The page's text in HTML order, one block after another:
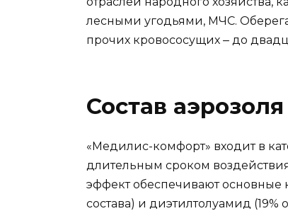
лесными угодьями, МЧС.
прочих кровососущих ‒ до
Состав аэрозоля
«Медилис-комфорт» входит в
длительным сроком
эффект обеспечивают основные
состава) и диэтилтолуамид